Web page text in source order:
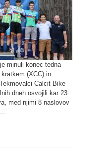
minuli konec tedna
(XCC) in
Calcit Bike
dneh osvojili kar 23
med njimi 8 naslovov